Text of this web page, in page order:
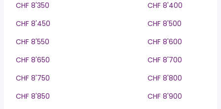
CHF 8'350
CHF 8'400
CHF 8'450
CHF 8'500
CHF 8'550
CHF 8'600
CHF 8'650
CHF 8'700
CHF 8'750
CHF 8'800
CHF 8'850
CHF 8'900